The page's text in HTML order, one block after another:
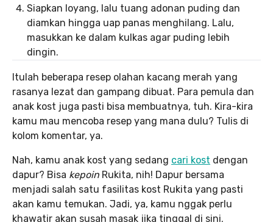
Siapkan loyang, lalu tuang adonan puding dan
diamkan hingga uap panas menghilang. Lalu,
masukkan ke dalam kulkas agar puding lebih
dingin.
Itulah beberapa resep olahan kacang merah yang
rasanya lezat dan gampang dibuat. Para pemula dan
anak kost juga pasti bisa membuatnya, tuh. Kira-kira
kamu mau mencoba resep yang mana dulu? Tulis di
kolom komentar, ya.
Nah, kamu anak kost yang sedang cari kost dengan
dapur? Bisa kepoin Rukita, nih! Dapur bersama
menjadi salah satu fasilitas kost Rukita yang pasti
akan kamu temukan. Jadi, ya, kamu nggak perlu
khawatir akan susah masak jika tinggal di sini.